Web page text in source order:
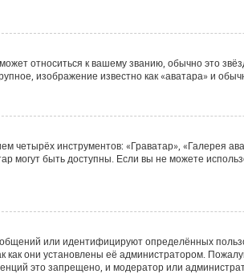
относиться к вашему званию, обычно это
изображение известно как «аватара» и
четырёх инструментов: «Граватар», «Галерея
могут быть доступны. Если вы не можете
или идентифицируют определённых
они установлены её администратором.
это запрещено, и модератор или